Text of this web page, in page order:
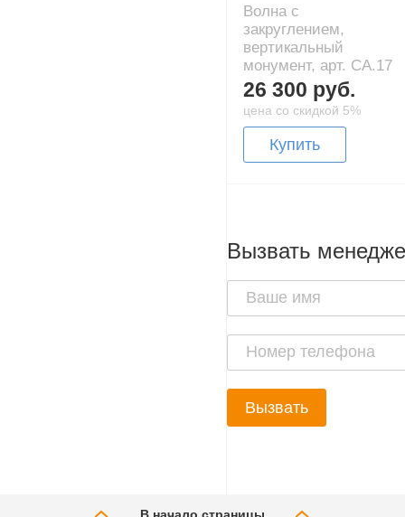
Волна с
закруглением,
вертикальный
монумент, арт. CA.17
26 300 руб.
цена со скидкой 5%
Купить
Вызвать
Вызвать